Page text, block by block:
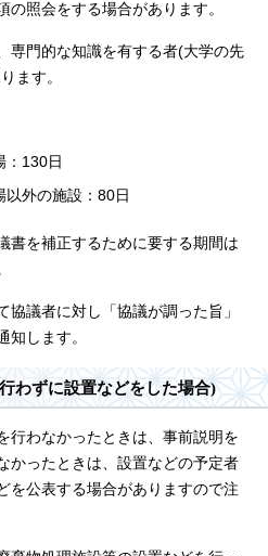
照会をする場合があります。
専門的な知識を有する者(大学の先
ます。
：130日
外の施設：80日
書を補正するために要する期間は
議者に対し「協議が調った旨」
知します。
わずに設置などをした場合)
行わなかったときは、事前説明を
かったときは、設置などの予定者
を公表する場合がありますので注